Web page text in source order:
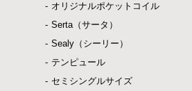
オリジナルポケットコイル
Serta（サータ）
Sealy（シーリー）
テンピュール
セミシングルサイズ